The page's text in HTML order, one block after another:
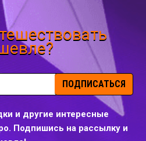
ПОДПИСАТЬСЯ
и другие интересные
Подпишись на рассылку и